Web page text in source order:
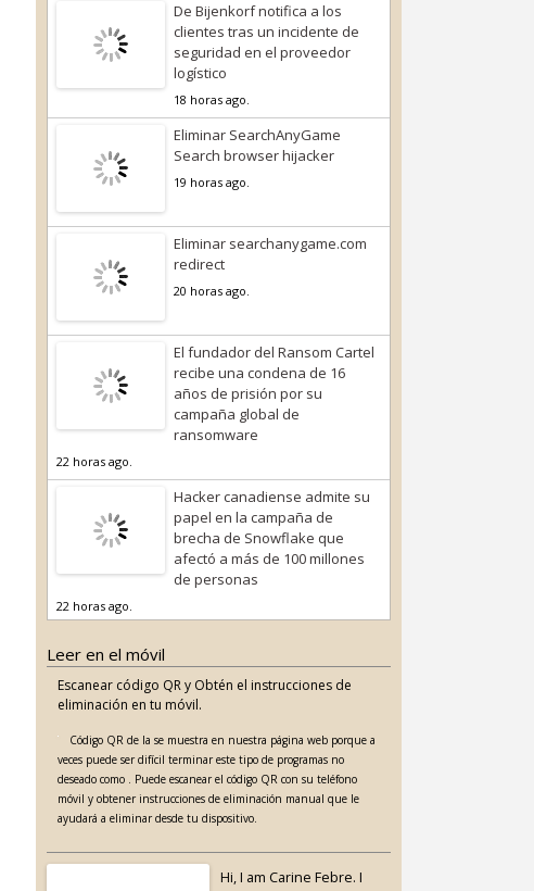
De Bijenkorf notifica a los
clientes tras un incidente de
seguridad en el proveedor
logístico
18 horas ago.
Eliminar SearchAnyGame
Search browser hijacker
19 horas ago.
Eliminar searchanygame.com
redirect
20 horas ago.
El fundador del Ransom Cartel
recibe una condena de 16
años de prisión por su
campaña global de
ransomware
22 horas ago.
Hacker canadiense admite su
papel en la campaña de
brecha de Snowflake que
afectó a más de 100 millones
de personas
22 horas ago.
Leer en el móvil
Escanear código QR y Obtén el instrucciones de
eliminación en tu móvil.
Código QR de la se muestra en nuestra página web porque a
veces puede ser difícil terminar este tipo de programas no
deseado como . Puede escanear el código QR con su teléfono
móvil y obtener instrucciones de eliminación manual que le
ayudará a eliminar desde tu dispositivo.
Hi, I am Carine Febre. I